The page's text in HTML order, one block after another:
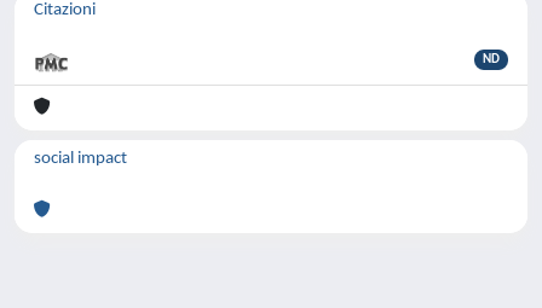
Citazioni
ND
social impact